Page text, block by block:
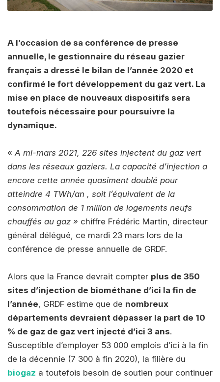
A l’occasion de sa conférence de presse
annuelle, le gestionnaire du réseau gazier
français a dressé le bilan de l’année 2020 et
confirmé le fort développement du gaz vert. La
mise en place de nouveaux dispositifs sera
toutefois nécessaire pour poursuivre la
dynamique.
« A mi-mars 2021, 226 sites injectent du gaz vert
dans les réseaux gaziers. La capacité d’injection a
encore cette année quasiment doublé pour
atteindre 4 TWh/an , soit l’équivalent de la
consommation de 1 million de logements neufs
chauffés au gaz » chiffre Frédéric Martin, directeur
général délégué, ce mardi 23 mars lors de la
conférence de presse annuelle de GRDF.
Alors que la France devrait compter plus de 350
sites d’injection de biométhane d’ici la fin de
l’année , GRDF estime que de nombreux
départements devraient dépasser la part de 10
% de gaz de gaz vert injecté d’ici 3 ans.
Susceptible d’employer 53 000 emplois d’ici à la fin
de la décennie (7 300 à fin 2020), la filière du
biogaz a toutefois besoin de soutien pour continuer